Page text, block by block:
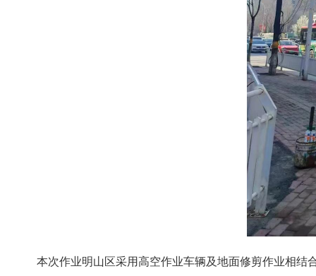
本次作业明山区采用高空作业车辆及地面修剪作业相结